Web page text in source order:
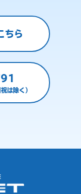
ちら
は除く）